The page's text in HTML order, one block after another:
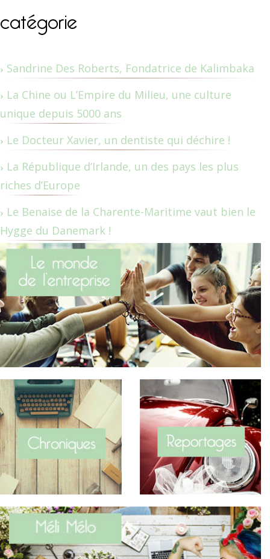
catégorie
Sandrine Des Roberts, Fondatrice de Kalimbaka
La Chine ou L’Empire du Milieu, une culture
unique depuis 5000 ans
Le Docteur Xavier, un dentiste qui déchire !
La République d’Irlande, un des pays les plus
riches d’Europe
Le Benaise de la Charente-Maritime vaut bien le
Hygge du Danemark !